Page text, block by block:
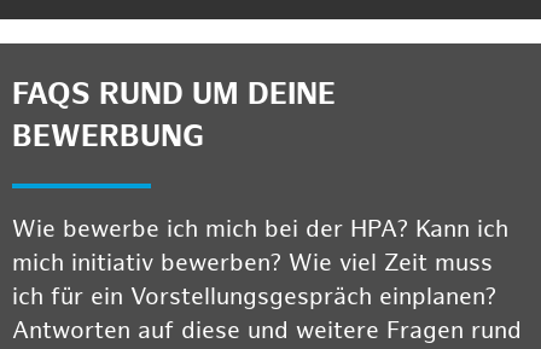
FAQS RUND UM DEINE
BEWERBUNG
Wie bewerbe ich mich bei der HPA? Kann ich
mich initiativ bewerben? Wie viel Zeit muss
ich für ein Vorstellungsgespräch einplanen?
Antworten auf diese und weitere Fragen rund